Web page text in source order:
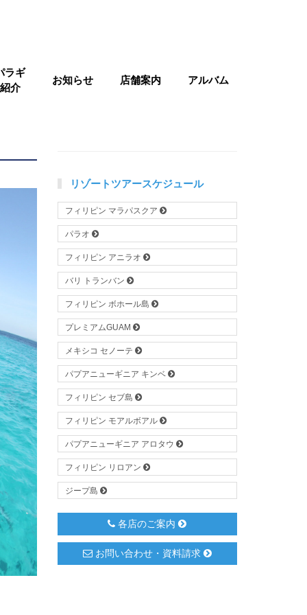
ラギ
介
お知らせ 店舗案内 アルバム
リゾートツアースケジュール
フィリピン マラパスクア
パラオ
フィリピン アニラオ
バリ トランバン
フィリピン ボホール島
プレミアムGUAM
メキシコ セノーテ
パプアニューギニア キンベ
フィリピン セブ島
フィリピン モアルボアル
パプアニューギニア アロタウ
フィリピン リロアン
ジープ島
各店のご案内
お問い合わせ・資料請求